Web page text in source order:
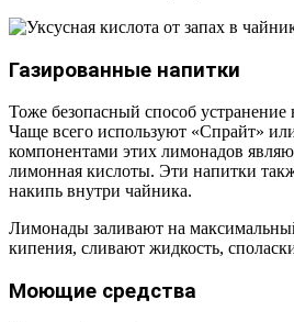
Газированные напитки
Тоже безопасный способ
Чаще всего используют «Спрайт»
компонентами этих лимонадов
лимонная кислоты. Эти напитки
накипь внутри чайника.
Лимонады заливают на
кипения, сливают жидкость,
Моющие средства